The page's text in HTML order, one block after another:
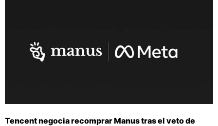
Tencent negocia recomprar Manus tras el veto de